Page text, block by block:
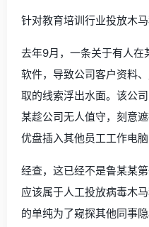
针对教育培训行业投放木
去年9月，一条关于有人在
软件，导致公司客户资料
取的线索浮出水面。该公
某趁公司无人值守，刻意
优盘插入其他员工工作电
经查，这已经不是鲁某某
应该属于人工投放病毒木
的单纯为了窥探其他同事